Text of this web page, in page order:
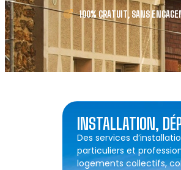
100% GRATUIT, SANS
INSTALLATION,
Des services
particuliers et
logements collectifs,